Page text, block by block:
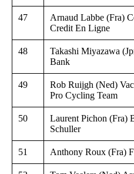
47
Arnaud Labbe (Fra)
Credit En Ligne
48
Takashi Miyazawa
Bank
49
Rob Ruijgh (Ned)
Pro Cycling Team
50
Laurent Pichon (Fra)
Schuller
51 Anthony Roux (Fra)